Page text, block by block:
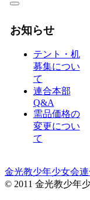
お知らせ
テント・机
募集につい
て
連合本部
Q&A
需品価格の
変更につい
て
金光教少年少女会
© 2011 金光教少年